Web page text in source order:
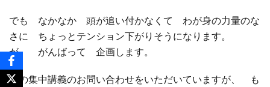
でも なかなか 頭が追い付かなくて わが身の力量のな
さに ちょっとテンション下がりそうになります。
が、 がんばって 企画します。
夏の集中講義のお問い合わせをいただいていますが、 も